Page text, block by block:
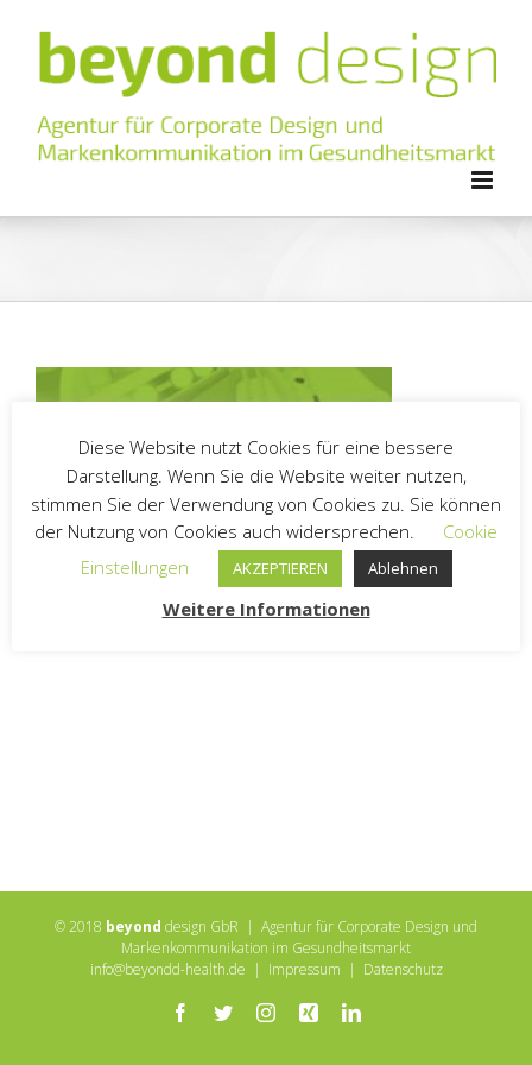
springen
© 2018 beyond design GbR | Agentur für Corporate Design und
Markenkommunikation im Gesundheitsmarkt
info@beyondd-health.de | Impressum | Datenschutz
Facebook
TwitterInstagram
Xing LinkedIn
Diese Website nutzt Cookies für eine bessere
Darstellung. Wenn Sie die Website weiter nutzen,
stimmen Sie der Verwendung von Cookies zu. Sie können
der Nutzung von Cookies auch widersprechen.
Cookie
Einstellungen
AKZEPTIEREN Ablehnen
Weitere Informationen